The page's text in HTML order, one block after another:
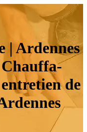
| Ardennes
Chauffa­
de